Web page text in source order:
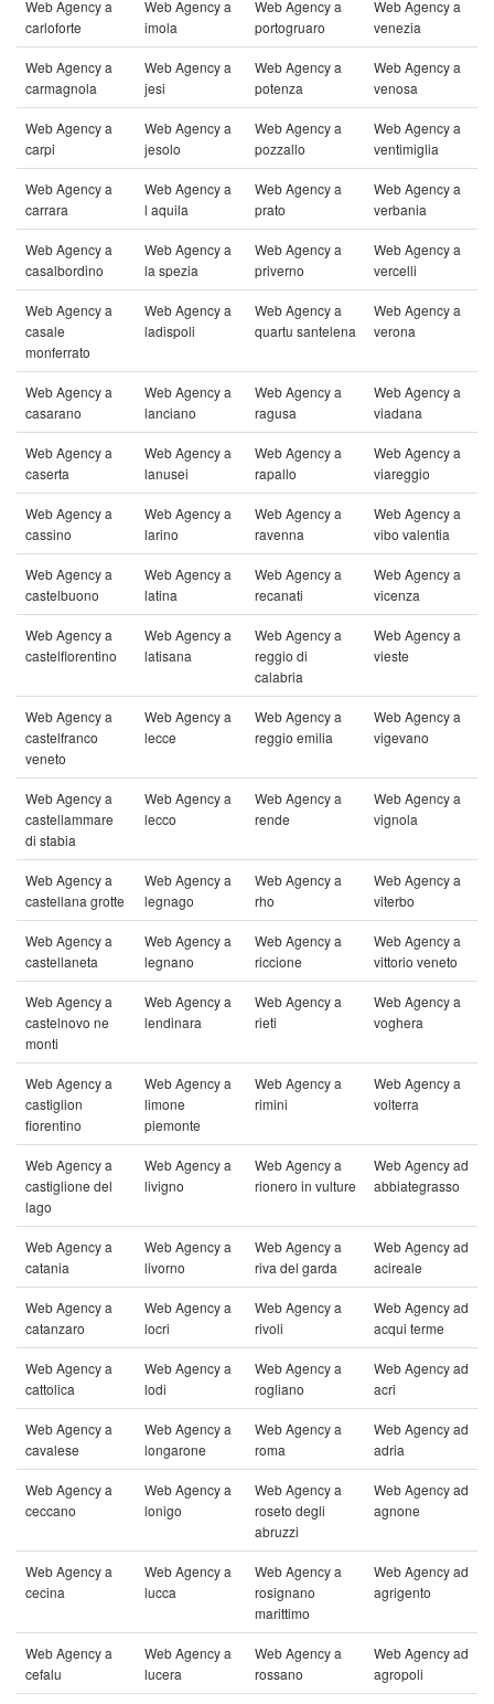
Web Agency a
carloforte
Web Agency a
imola
Web Agency a
portogruaro
Web Agency a
venezia
Web Agency a
carmagnola
Web Agency a
jesi
Web Agency a
potenza
Web Agency a
venosa
Web Agency a
carpi
Web Agency a
jesolo
Web Agency a
pozzallo
Web Agency a
ventimiglia
Web Agency a
carrara
Web Agency a
l aquila
Web Agency a
prato
Web Agency a
verbania
Web Agency a
casalbordino
Web Agency a
la spezia
Web Agency a
priverno
Web Agency a
vercelli
Web Agency a
casale
monferrato
Web Agency a
ladispoli
Web Agency a
quartu santelena
Web Agency a
verona
Web Agency a
casarano
Web Agency a
lanciano
Web Agency a
ragusa
Web Agency a
viadana
Web Agency a
caserta
Web Agency a
lanusei
Web Agency a
rapallo
Web Agency a
viareggio
Web Agency a
cassino
Web Agency a
larino
Web Agency a
ravenna
Web Agency a
vibo valentia
Web Agency a
castelbuono
Web Agency a
latina
Web Agency a
recanati
Web Agency a
vicenza
Web Agency a
castelfiorentino
Web Agency a
latisana
Web Agency a
reggio di
calabria
Web Agency a
vieste
Web Agency a
castelfranco
veneto
Web Agency a
lecce
Web Agency a
reggio emilia
Web Agency a
vigevano
Web Agency a
castellammare
di stabia
Web Agency a
lecco
Web Agency a
rende
Web Agency a
vignola
Web Agency a
castellana grotte
Web Agency a
legnago
Web Agency a
rho
Web Agency a
viterbo
Web Agency a
castellaneta
Web Agency a
legnano
Web Agency a
riccione
Web Agency a
vittorio veneto
Web Agency a
castelnovo ne
monti
Web Agency a
lendinara
Web Agency a
rieti
Web Agency a
voghera
Web Agency a
castiglion
fiorentino
Web Agency a
limone
piemonte
Web Agency a
rimini
Web Agency a
volterra
Web Agency a
castiglione del
lago
Web Agency a
livigno
Web Agency a
rionero in vulture
Web Agency ad
abbiategrasso
Web Agency a
catania
Web Agency a
livorno
Web Agency a
riva del garda
Web Agency ad
acireale
Web Agency a
catanzaro
Web Agency a
locri
Web Agency a
rivoli
Web Agency ad
acqui terme
Web Agency a
cattolica
Web Agency a
lodi
Web Agency a
rogliano
Web Agency ad
acri
Web Agency a
cavalese
Web Agency a
longarone
Web Agency a
roma
Web Agency ad
adria
Web Agency a
ceccano
Web Agency a
lonigo
Web Agency a
roseto degli
abruzzi
Web Agency ad
agnone
Web Agency a
cecina
Web Agency a
lucca
Web Agency a
rosignano
marittimo
Web Agency ad
agrigento
Web Agency a
cefalu
Web Agency a
lucera
Web Agency a
rossano
Web Agency ad
agropoli